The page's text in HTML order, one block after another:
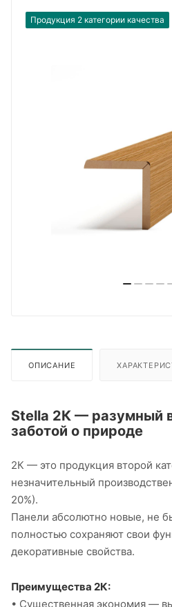
Продукция 2 категории качества
ОПИСАНИЕ
Stella 2К — разумный
заботой о природе
2К — это продукция второй
незначительный
20%).
Панели абсолютно новые, не
полностью сохраняют свои
декоративные свойства.
Преимущества 2К:
• Существенная экономия —